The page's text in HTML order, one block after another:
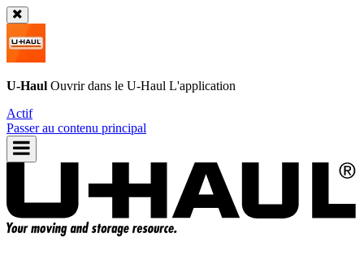
U-Haul Ouvrir dans le U-Haul L'application
Actif
Passer au contenu principal